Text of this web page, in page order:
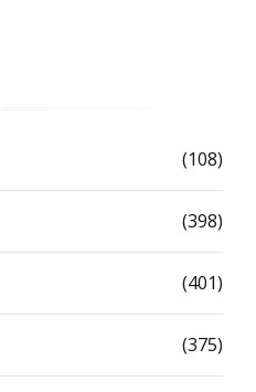
(108)
(398)
(401)
(375)